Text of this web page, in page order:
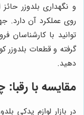
و نگهداری بلدوزر
روی عملکرد آن دارد.
توانید با کارشناسان
گرفته و قطعات بلدوزر
دهید.
مقایسه با
در بازار لوازم یدکی